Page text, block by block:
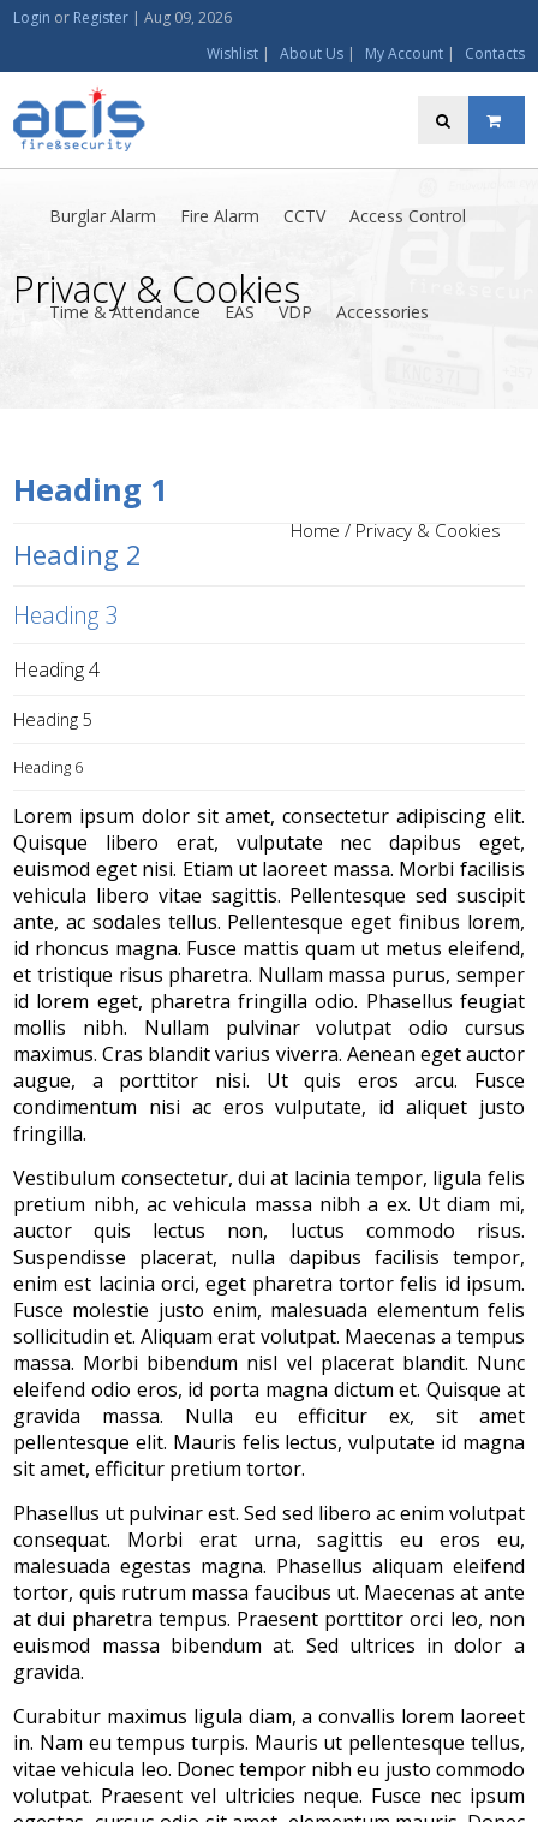
Login or Register |Aug 09, 2026
Wishlist| About Us| My Account| Contacts
Burglar Alarm Fire Alarm CCTV Access Control
Time & Attendance EAS VDP Accessories
Privacy & Cookies
Home / Privacy & Cookies
Heading 1
Heading 2
Heading 3
Heading 4
Heading 5
Heading 6
Lorem ipsum dolor sit amet, consectetur adipiscing elit.
Quisque libero erat, vulputate nec dapibus eget,
euismod eget nisi. Etiam ut laoreet massa. Morbi facilisis
vehicula libero vitae sagittis. Pellentesque sed suscipit
ante, ac sodales tellus. Pellentesque eget finibus lorem,
id rhoncus magna. Fusce mattis quam ut metus eleifend,
et tristique risus pharetra. Nullam massa purus, semper
id lorem eget, pharetra fringilla odio. Phasellus feugiat
mollis nibh. Nullam pulvinar volutpat odio cursus
maximus. Cras blandit varius viverra. Aenean eget auctor
augue, a porttitor nisi. Ut quis eros arcu. Fusce
condimentum nisi ac eros vulputate, id aliquet justo
fringilla.
Vestibulum consectetur, dui at lacinia tempor, ligula felis
pretium nibh, ac vehicula massa nibh a ex. Ut diam mi,
auctor quis lectus non, luctus commodo risus.
Suspendisse placerat, nulla dapibus facilisis tempor,
enim est lacinia orci, eget pharetra tortor felis id ipsum.
Fusce molestie justo enim, malesuada elementum felis
sollicitudin et. Aliquam erat volutpat. Maecenas a tempus
massa. Morbi bibendum nisl vel placerat blandit. Nunc
eleifend odio eros, id porta magna dictum et. Quisque at
gravida massa. Nulla eu efficitur ex, sit amet
pellentesque elit. Mauris felis lectus, vulputate id magna
sit amet, efficitur pretium tortor.
Phasellus ut pulvinar est. Sed sed libero ac enim volutpat
consequat. Morbi erat urna, sagittis eu eros eu,
malesuada egestas magna. Phasellus aliquam eleifend
tortor, quis rutrum massa faucibus ut. Maecenas at ante
at dui pharetra tempus. Praesent porttitor orci leo, non
euismod massa bibendum at. Sed ultrices in dolor a
gravida.
Curabitur maximus ligula diam, a convallis lorem laoreet
in. Nam eu tempus turpis. Mauris ut pellentesque tellus,
vitae vehicula leo. Donec tempor nibh eu justo commodo
volutpat. Praesent vel ultricies neque. Fusce nec ipsum